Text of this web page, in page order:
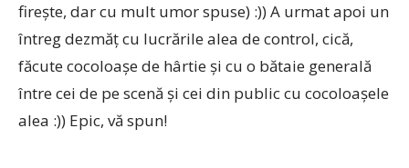
firește, dar cu mult umor spuse) :)) A urmat apoi un
întreg dezmăț cu lucrările alea de control, cică,
făcute cocoloașe de hârtie și cu o bătaie generală
între cei de pe scenă și cei din public cu cocoloașele
alea :)) Epic, vă spun!